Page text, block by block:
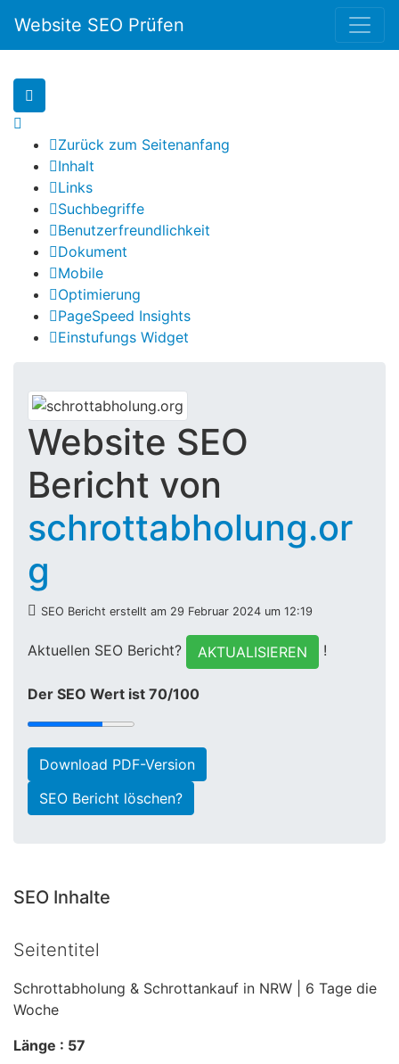
Website SEO Prüfen
Zurück zum Seitenanfang
Inhalt
Links
Suchbegriffe
Benutzerfreundlichkeit
Dokument
Mobile
Optimierung
PageSpeed Insights
Einstufungs Widget
Website SEO
Bericht von
schrottabholung.or
g
SEO Bericht erstellt am 29 Februar 2024 um 12:19
Aktuellen SEO Bericht? AKTUALISIEREN !
Der SEO Wert ist 70/100
Download PDF-Version
SEO Bericht löschen?
SEO Inhalte
Seitentitel
Schrottabholung & Schrottankauf in NRW | 6 Tage die
Woche
Länge : 57